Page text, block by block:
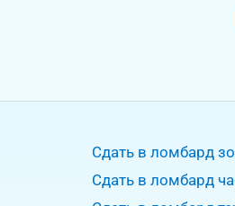
Сдать в ломбард
Сдать в ломбард